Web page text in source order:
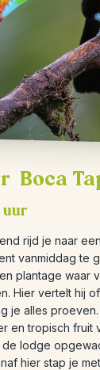
Boca
uur
rijd je naar
vanmiddag te
plantage waar
Hier vertelt hij
je alles
en tropisch fruit
lodge
hier stap je